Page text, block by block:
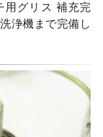
用グリス 補充完
浄機まで完備し